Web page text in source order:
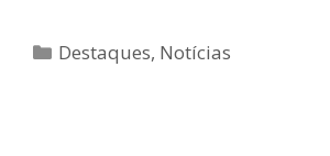
Categorias
Destaques, Notícias